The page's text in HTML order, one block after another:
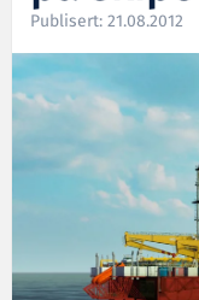
Publisert: 21.08.2012